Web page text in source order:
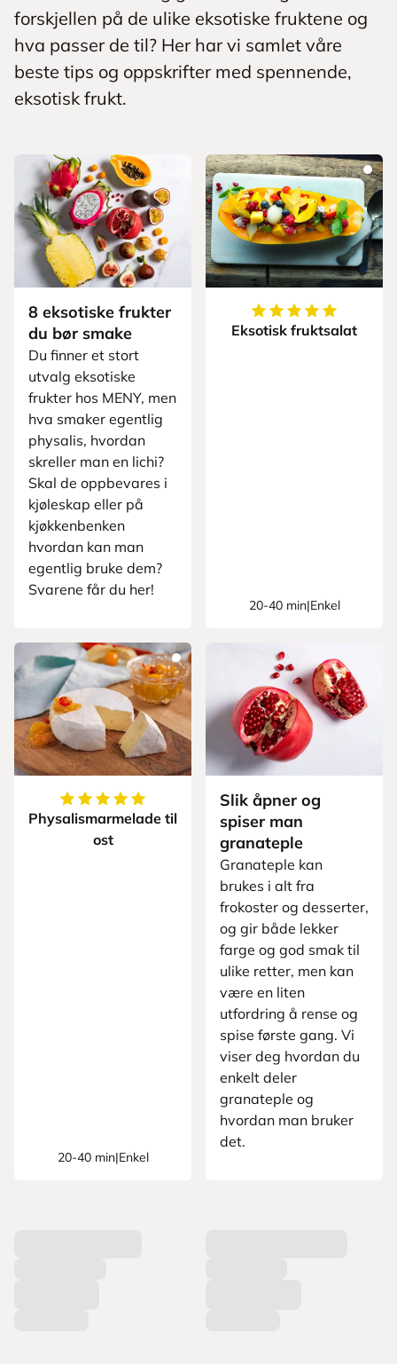
forskjellen på de ulike eksotiske fruktene og
hva passer de til? Her har vi samlet våre
beste tips og oppskrifter med spennende,
eksotisk frukt.
8 eksotiske frukter
du bør smake
Du finner et stort
utvalg eksotiske
frukter hos MENY, men
hva smaker egentlig
physalis, hvordan
skreller man en lichi?
Skal de oppbevares i
kjøleskap eller på
kjøkkenbenken
hvordan kan man
egentlig bruke dem?
Svarene får du her!
5av5stjerner
Eksotisk fruktsalat
20-40 min|Enkel
5av5stjerner
Physalismarmelade til
ost
20-40 min|Enkel
Slik åpner og
spiser man
granateple
Granateple kan
brukes i alt fra
frokoster og desserter,
og gir både lekker
farge og god smak til
ulike retter, men kan
være en liten
utfordring å rense og
spise første gang. Vi
viser deg hvordan du
enkelt deler
granateple og
hvordan man bruker
det.